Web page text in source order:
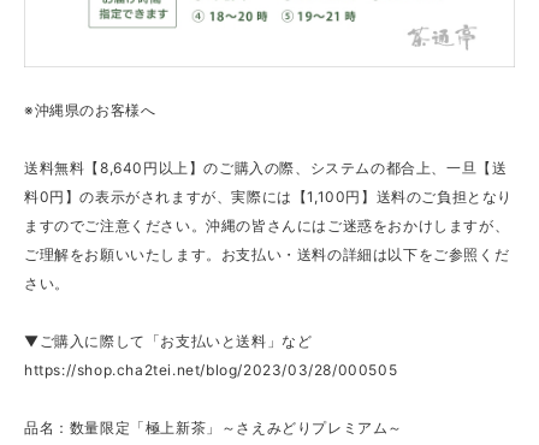
※沖縄県のお客様へ
送料無料【8,640円以上】のご購入の際、システムの都合上、一旦【送
料0円】の表示がされますが、実際には【1,100円】送料のご負担となり
ますのでご注意ください。沖縄の皆さんにはご迷惑をおかけしますが、
ご理解をお願いいたします。お支払い・送料の詳細は以下をご参照くだ
さい。
▼ご購入に際して「お支払いと送料」など
https://shop.cha2tei.net/blog/2023/03/28/000505
品名：数量限定「極上新茶」～さえみどりプレミアム～